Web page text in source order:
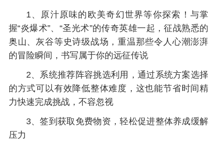
1、原汁原味的欧美奇幻世界等你探索！与掌
握“炎爆术”、“圣光术”的传奇英雄一起，征战熟悉的
奥山、灰谷等史诗级战场，重温那些令人心潮澎湃
的冒险瞬间，书写属于你的远征传说
2、系统推荐阵容挑选利用，通过系统方案选择
的方式可以有效降低整体难度，这也能节省时间精
力快速完成挑战，不容忽视
3、签到获取免费物资，轻松促进整体养成缓解
压力